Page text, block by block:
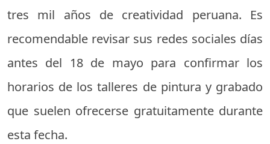
tres mil años de creatividad peruana. Es
recomendable revisar sus redes sociales días
antes del 18 de mayo para confirmar los
horarios de los talleres de pintura y grabado
que suelen ofrecerse gratuitamente durante
esta fecha.